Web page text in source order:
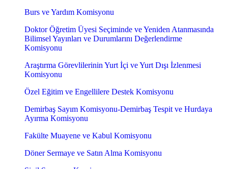
Burs ve Yardım Komisyonu
Doktor Öğretim Üyesi Seçiminde ve Yeniden Atanmasında
Bilimsel Yayınları ve Durumlarını Değerlendirme
Komisyonu
Araştırma Görevlilerinin Yurt İçi ve Yurt Dışı İzlenmesi
Komisyonu
Özel Eğitim ve Engellilere Destek Komisyonu
Demirbaş Sayım Komisyonu-Demirbaş Tespit ve Hurdaya
Ayırma Komisyonu
Fakülte Muayene ve Kabul Komisyonu
Döner Sermaye ve Satın Alma Komisyonu